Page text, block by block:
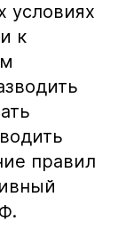
условиях
к
правил